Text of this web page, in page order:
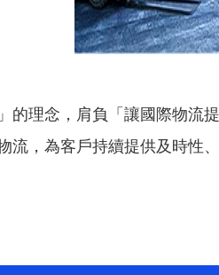
理念，肩負「讓國際物流
，為客戶持續提供及時性